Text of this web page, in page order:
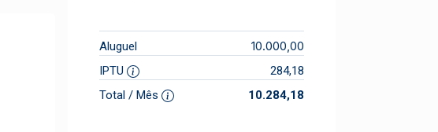
Aluguel 10.000,00
IPTU
284,18
Total / Mês
10.284,18